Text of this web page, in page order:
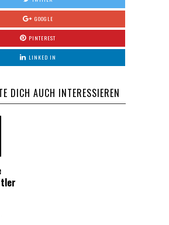
GOOGLE
PINTEREST
LINKED IN
DICH AUCH INTERESSIEREN